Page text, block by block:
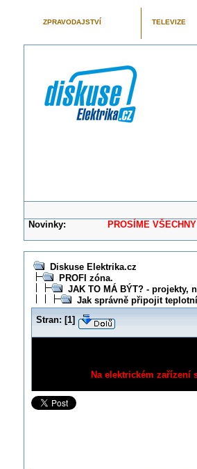
ZPRAVODAJSTVÍ TELEVIZE
Novinky: PROSÍME VŠECHNY
Diskuse Elektrika.cz
PROFI zóna.
JAK TO MÁ BÝT? - projekty,
Jak správně připojit
Stran: [1]
Na elektrickém zařízení